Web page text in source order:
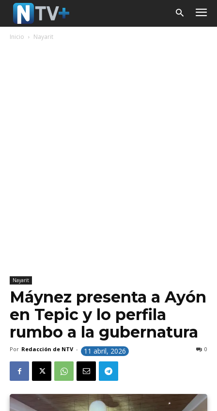
Inicio Nayarit
Nayarit
Máynez presenta a Ayón
en Tepic y lo perfila
rumbo a la gubernatura
Por Redacción de NTV - 11 abril, 2026 0